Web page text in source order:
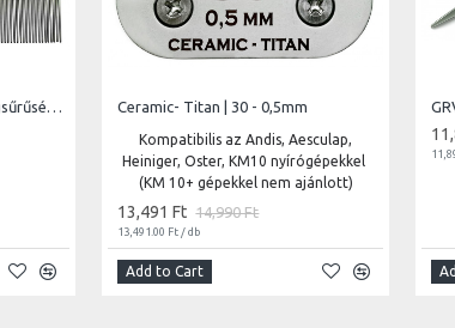
'CLASSIC' alu fésű 50/50 fogsűrűség, ovális profil, hossz 11,8 cm, foghosszúság 2 cm Ceramic- Titan | 30 - 0,5mm
Kompatibilis az Andis, Aesculap,
Heiniger, Oster, KM10 nyírógépekkel
(KM 10+ gépekkel nem ajánlott)
13,491 Ft 14,990 Ft
13,491.00 Ft / db
Add to Cart